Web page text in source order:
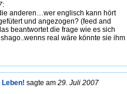
:
anderen…wer englisch kann hört
und angezogen? (feed and
beantwortet die frage wie es sich
real wäre könnte sie ihm
Leben! sagte am 29. Juli 2007